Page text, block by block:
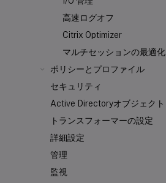
高速ログオフ
Citrix Optimizer
マルチセッションの最適化
ポリシーとプロファイル
セキュリティ
Active Directoryオブジェクト
トランスフォーマーの設定
詳細設定
管理
監視